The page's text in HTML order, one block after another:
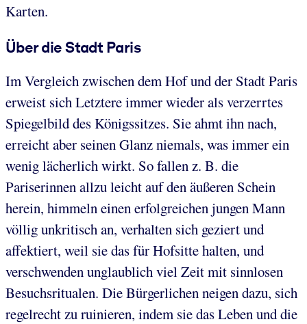
Karten.
Über die Stadt Paris
Im Vergleich zwischen dem Hof und der Stadt Paris
erweist sich Letztere immer wieder als verzerrtes
Spiegelbild des Königssitzes. Sie ahmt ihn nach,
erreicht aber seinen Glanz niemals, was immer ein
wenig lächerlich wirkt. So fallen z. B. die
Pariserinnen allzu leicht auf den äußeren Schein
herein, himmeln einen erfolgreichen jungen Mann
völlig unkritisch an, verhalten sich geziert und
affektiert, weil sie das für Hofsitte halten, und
verschwenden unglaublich viel Zeit mit sinnlosen
Besuchsritualen. Die Bürgerlichen neigen dazu, sich
regelrecht zu ruinieren, indem sie das Leben und die